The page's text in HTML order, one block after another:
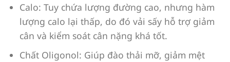
Calo: Tuy chứa lượng đường cao, nhưng hàm
lượng calo lại thấp, do đó vải sấy hỗ trợ giảm
cân và kiểm soát cân nặng khá tốt.
Chất Oligonol: Giúp đào thải mỡ, giảm mệt